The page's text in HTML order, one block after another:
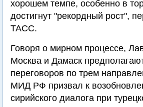
хорошем темпе, особенно в
достигнут "рекордный рост",
ТАСС.
Говоря о мирном процессе,
Москва и Дамаск
переговоров по трем
МИД РФ призвал к
сирийского диалога при